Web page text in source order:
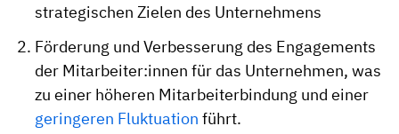
strategischen Zielen des Unternehmens
Förderung und Verbesserung des Engagements
der Mitarbeiter:innen für das Unternehmen, was
zu einer höheren Mitarbeiterbindung und einer
geringeren Fluktuation führt.